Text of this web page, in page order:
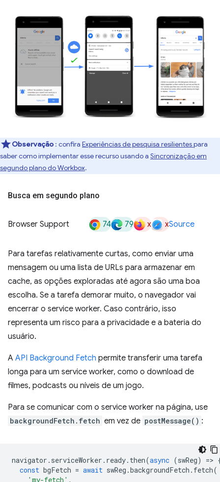
Observação : confira Experiências de pesquisa resilientespara
saber como implementar esse recurso usando a Sincronização em
segundo plano do Workbox.
Busca em segundo plano
Browser Support 74 79 x xSource
Para tarefas relativamente curtas, como enviar uma
mensagem ou uma lista de URLs para armazenar em
cache, as opções exploradas até agora são uma boa
escolha. Se a tarefa demorar muito, o navegador vai
encerrar o service worker. Caso contrário, isso
representa um risco para a privacidade e a bateria do
usuário.
A API Background Fetch permite transferir uma tarefa
longa para um service worker, como o download de
filmes, podcasts ou níveis de um jogo.
Para se comunicar com o service worker na página, use
backgroundFetch.fetch em vez de postMessage() :
navigator . serviceWorker . ready. then(async (swReg) =>
const bgFetch = await swReg .backgroundFetch . fetch(
'my-fetch' ,